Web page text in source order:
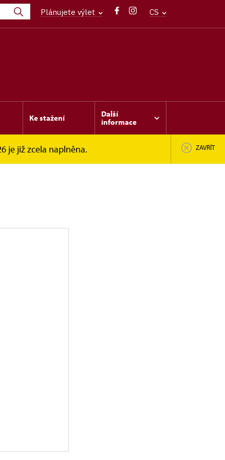
Plánujete výlet CS
Ke stažení
Další
informace
je již zcela naplněna. ZAVŘÍT